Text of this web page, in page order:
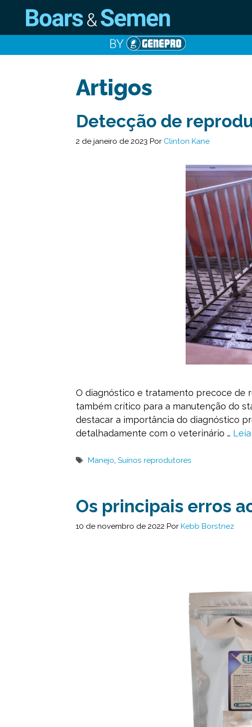
o
Artigos
Detecção de
2 de janeiro de 2023 Por Clinton Kane
O diagnóstico e tratamento precoce de
também crítico para a manutenção do
destacar a importância do diagnóstico
detalhadamente com o veterinário …
Tags
Manejo,Suínos reprodutores
Os principais erros
10 de novembro de 2022 Por Kebb Borstnez